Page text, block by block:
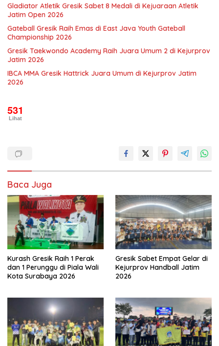
Gladiator Atletik Gresik Sabet 8 Medali di Kejuaraan Atletik
Jatim Open 2026
Gateball Gresik Raih Emas di East Java Youth Gateball
Championship 2026
Gresik Taekwondo Academy Raih Juara Umum 2 di Kejurprov
Jatim 2026
IBCA MMA Gresik Hattrick Juara Umum di Kejurprov Jatim
2026
531
Lihat
Baca Juga
Kurash Gresik Raih 1 Perak
dan 1 Perunggu di Piala Wali
Kota Surabaya 2026
Gresik Sabet Empat Gelar di
Kejurprov Handball Jatim
2026